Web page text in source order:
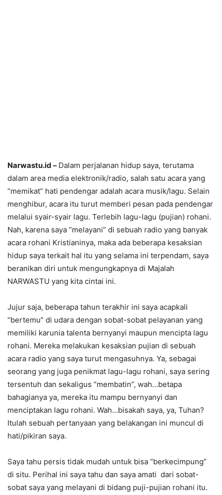
Narwastu.id – Dalam perjalanan hidup saya, terutama
dalam area media elektronik/radio, salah satu acara yang
“memikat” hati pendengar adalah acara musik/lagu. Selain
menghibur, acara itu turut memberi pesan pada pendengar
melalui syair-syair lagu. Terlebih lagu-lagu (pujian) rohani.
Nah, karena saya “melayani” di sebuah radio yang banyak
acara rohani Kristianinya, maka ada beberapa kesaksian
hidup saya terkait hal itu yang selama ini terpendam, saya
beranikan diri untuk mengungkapnya di Majalah
NARWASTU yang kita cintai ini.
Jujur saja, beberapa tahun terakhir ini saya acapkali
“bertemu” di udara dengan sobat-sobat pelayanan yang
memiliki karunia talenta bernyanyi maupun mencipta lagu
rohani. Mereka melakukan kesaksian pujian di sebuah
acara radio yang saya turut mengasuhnya. Ya, sebagai
seorang yang juga penikmat lagu-lagu rohani, saya sering
tersentuh dan sekaligus “membatin”, wah…betapa
bahagianya ya, mereka itu mampu bernyanyi dan
menciptakan lagu rohani. Wah…bisakah saya, ya, Tuhan?
Itulah sebuah pertanyaan yang belakangan ini muncul di
hati/pikiran saya.
Saya tahu persis tidak mudah untuk bisa “berkecimpung”
di situ. Perihal ini saya tahu dan saya amati dari sobat-
sobat saya yang melayani di bidang puji-pujian rohani itu.